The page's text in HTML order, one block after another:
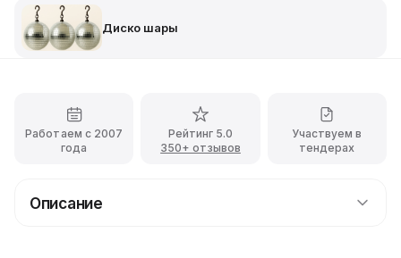
Диско шары
Работаем с 2007
года
Рейтинг 5.0
350+ отзывов
Участвуем в
тендерах
Описание